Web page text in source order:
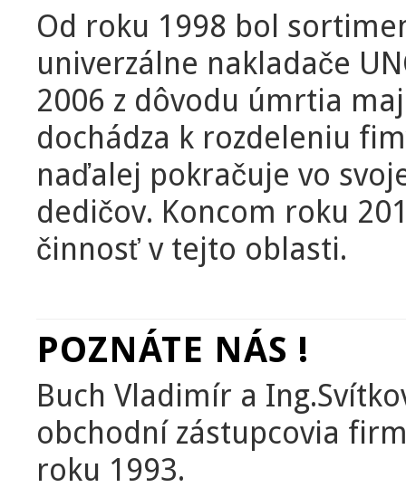
Od roku 1998 bol
univerzálne nakladače
2006 z dôvodu úmrtia
dochádza k rozdeleniu
naďalej pokračuje vo
dedičov. Koncom roku
činnosť v tejto oblasti.
POZNÁTE NÁS !
Buch Vladimír a
obchodní zástupcovia
roku 1993.